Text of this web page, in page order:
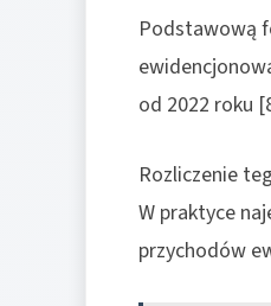
Podstawową
od 2022 roku
Rozliczenie
W praktyce
przychodów